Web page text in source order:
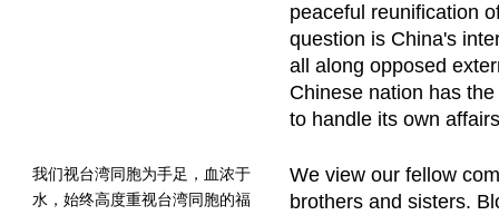
peaceful reunification
question is China's
all along opposed
Chinese nation has
to handle its own
我们视台湾同胞为手足，血浓于
水，始终高度重视台湾同胞的福
We view our fellow
brothers and sisters.